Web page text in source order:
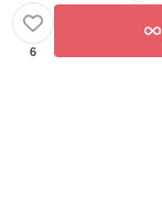
6